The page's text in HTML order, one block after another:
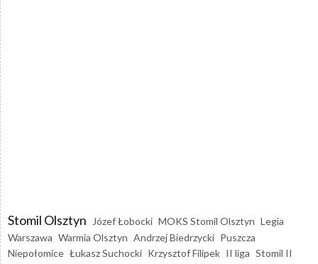
Stomil Olsztyn Józef Łobocki MOKS Stomil Olsztyn Legia
Warszawa Warmia Olsztyn Andrzej Biedrzycki Puszcza
Niepołomice Łukasz Suchocki Krzysztof Filipek II liga Stomil II